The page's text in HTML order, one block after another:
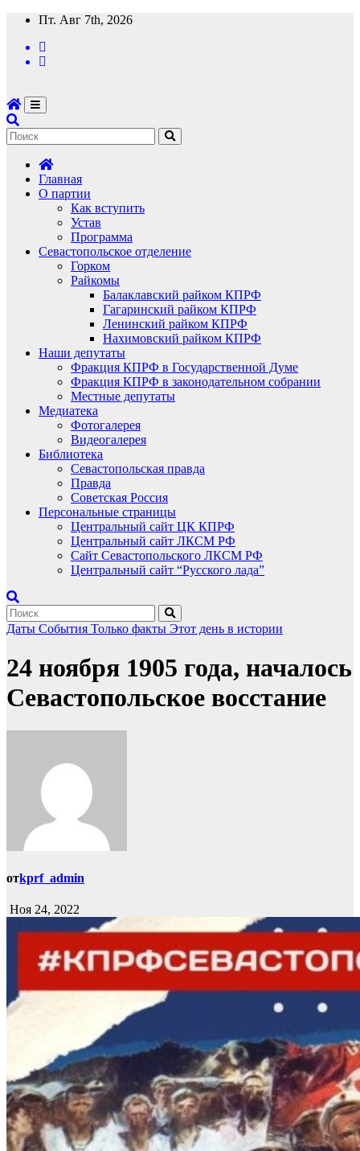
Перейти
содержимому
Пт. Авг 7th, 2026
Главная
О партии
Как вступить
Устав
Программа
Севастопольское отделение
Горком
Райкомы
Балаклавский райком КПРФ
Гагаринский райком КПРФ
Ленинский райком КПРФ
Нахимовский райком КПРФ
Наши депутаты
Фракция КПРФ в Государственной Думе
Фракция КПРФ в законодательном собрании
Местные депутаты
Медиатека
Фотогалерея
Видеогалерея
Библиотека
Севастопольская правда
Правда
Советская Россия
Персональные страницы
Центральный сайт ЦК КПРФ
Центральный сайт ЛКСМ РФ
Сайт Севастопольского ЛКСМ РФ
Центральный сайт “Русского лада”
Даты События Только факты Этот день в истории
24 ноября 1905 года, началось
Севастопольское восстание
отkprf_admin
Ноя 24, 2022